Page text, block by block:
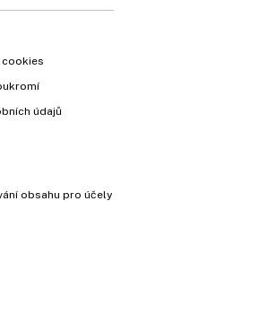
cookies
údajů
obsahu pro účely